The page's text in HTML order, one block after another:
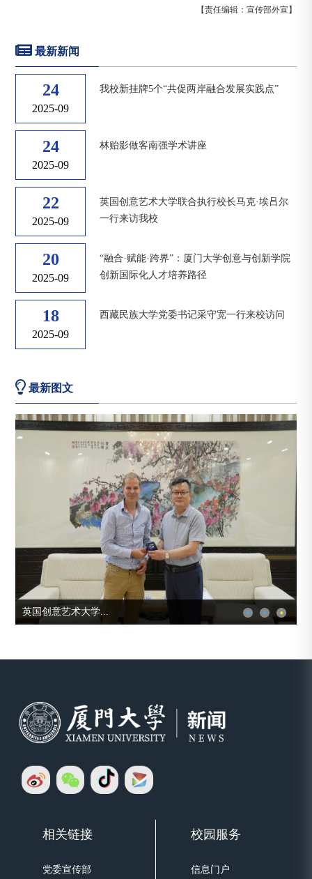
【责任编辑：宣传部外宣】
最新新闻
24
2025-09
我校新挂牌5个“共促两岸融合发展实践点”
24
2025-09
林贻影做客南强学术讲座
22
2025-09
英国创意艺术大学联合执行校长马克·埃吕尔
一行来访我校
20
2025-09
“融合·赋能·跨界”：厦门大学创意与创新学院
创新国际化人才培养路径
18
2025-09
西藏民族大学党委书记采守宽一行来校访问
最新图文
英国创意艺术大学...
相关链接
党委宣传部
校园服务
信息门户